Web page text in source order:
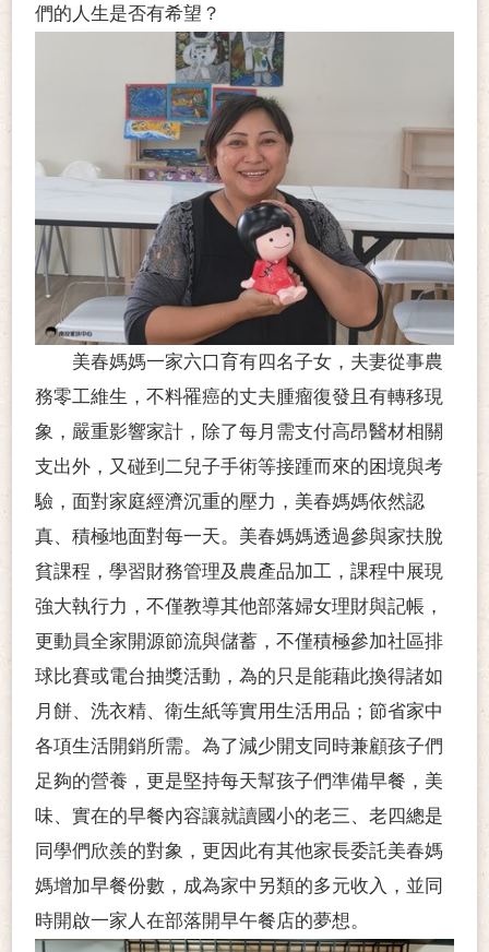
們的人生是否有希望？
美春媽媽一家六口育有四名子女，夫妻從事農
務零工維生，不料罹癌的丈夫腫瘤復發且有轉移現
象，嚴重影響家計，除了每月需支付高昂醫材相關
支出外，又碰到二兒子手術等接踵而來的困境與考
驗，面對家庭經濟沉重的壓力，美春媽媽依然認
真、積極地面對每一天。美春媽媽透過參與家扶脫
貧課程，學習財務管理及農產品加工，課程中展現
強大執行力，不僅教導其他部落婦女理財與記帳，
更動員全家開源節流與儲蓄，不僅積極參加社區排
球比賽或電台抽獎活動，為的只是能藉此換得諸如
月餅、洗衣精、衛生紙等實用生活用品；節省家中
各項生活開銷所需。為了減少開支同時兼顧孩子們
足夠的營養，更是堅持每天幫孩子們準備早餐，美
味、實在的早餐內容讓就讀國小的老三、老四總是
同學們欣羨的對象，更因此有其他家長委託美春媽
媽增加早餐份數，成為家中另類的多元收入，並同
時開啟一家人在部落開早午餐店的夢想。